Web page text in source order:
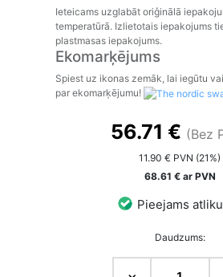
Ieteicams uzglabāt oriģinālā
temperatūrā. Izlietotais iepakojums
plastmasas iepakojums.
Ekomarķējums
Spiest uz ikonas zemāk, lai iegūtu
par ekomarķējumu!
56.71 € (Bez
11.90 € PVN (21%)
68.61 € ar PVN
Pieejams
Daudzums: